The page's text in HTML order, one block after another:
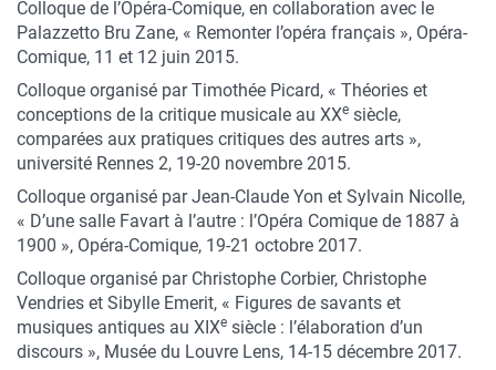
Colloque de l’Opéra-Comique, en collaboration avec le
Palazzetto Bru Zane, « Remonter l’opéra français », Opéra-
Comique, 11 et 12 juin 2015.
Colloque organisé par Timothée Picard, « Théories et
conceptions de la critique musicale au XXe siècle,
comparées aux pratiques critiques des autres arts »,
université Rennes 2, 19-20 novembre 2015.
Colloque organisé par Jean-Claude Yon et Sylvain Nicolle,
« D’une salle Favart à l’autre : l’Opéra Comique de 1887 à
1900 », Opéra-Comique, 19-21 octobre 2017.
Colloque organisé par Christophe Corbier, Christophe
Vendries et Sibylle Emerit, « Figures de savants et
musiques antiques au XIXe siècle : l’élaboration d’un
discours », Musée du Louvre Lens, 14-15 décembre 2017.